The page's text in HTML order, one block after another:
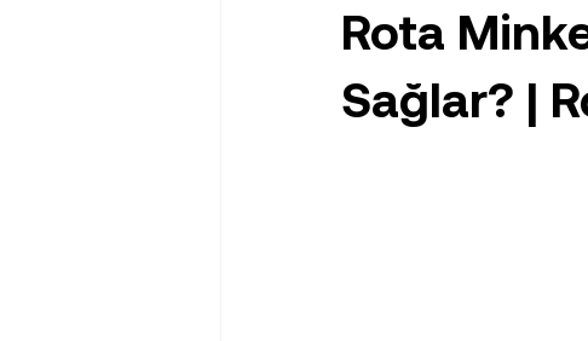
Rota
Sağlar? |